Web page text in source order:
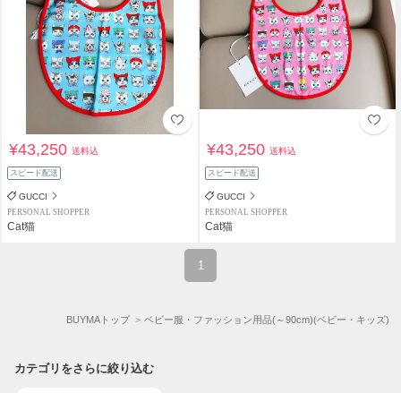
¥43,250送料込
スピード配送
GUCCI
PERSONAL SHOPPER
Cat猫
¥43,250送料込
スピード配送
GUCCI
PERSONAL SHOPPER
Cat猫
1
BUYMAトップ ベビー服・ファッション用品(～90cm)(ベビー・キッズ)
カテゴリをさらに絞り込む